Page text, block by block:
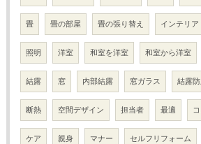
畳 畳の部屋 畳の張り替え インテリア
照明 洋室 和室を洋室 和室から洋室
結露 窓 内部結露 窓ガラス 結露
断熱 空間デザイン 担当者 最適
ケア 親身 マナー セルフリフォーム